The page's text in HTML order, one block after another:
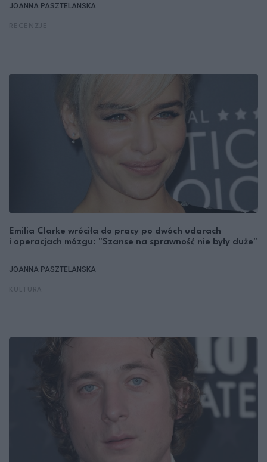
JOANNA PASZTELANSKA
Emilia Clarke wróciła do pracy po dwóch udarach
i operacjach mózgu: "Szanse na sprawność nie były duże"
JOANNA PASZTELANSKA